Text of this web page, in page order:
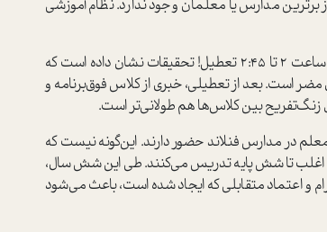
مدارس یا معلمان وجود ندارد. نظام آموزشی
مدارس در فنلاند معمولا بین ساعت 9 تا 9:45 شروع می‌شوند و بین ساعت 2 تا 2:45 تعطیل! تحقیقات نشان داده است که
است. بعد از تعطیلی، خبری از کلاس فوق‌برنامه و
زنگ‌تفریح بین کلاس‌ها هم طولانی‌تر است.
در مدارس فنلاند حضور دارند. این‌گونه نیست که
اغلب تا شش پایه تدریس می‌کنند. طی این شش سال،
و اعتماد متقابلی که ایجاد شده است، باعث می‌شود